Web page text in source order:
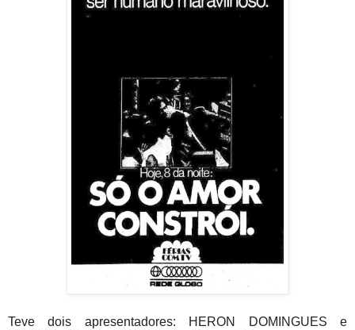
Teve dois apresentadores: HERON DOMINGUES e